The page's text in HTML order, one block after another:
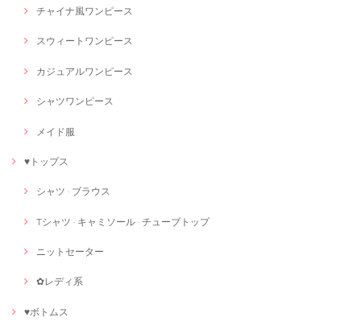
チャイナ風ワンピース
スウィートワンピース
カジュアルワンピース
シャツワンピース
メイド服
♥トップス
シャツ · ブラウス
Tシャツ · キャミソール · チューブトップ
ニットセーター
✿レディ系
♥ボトムス